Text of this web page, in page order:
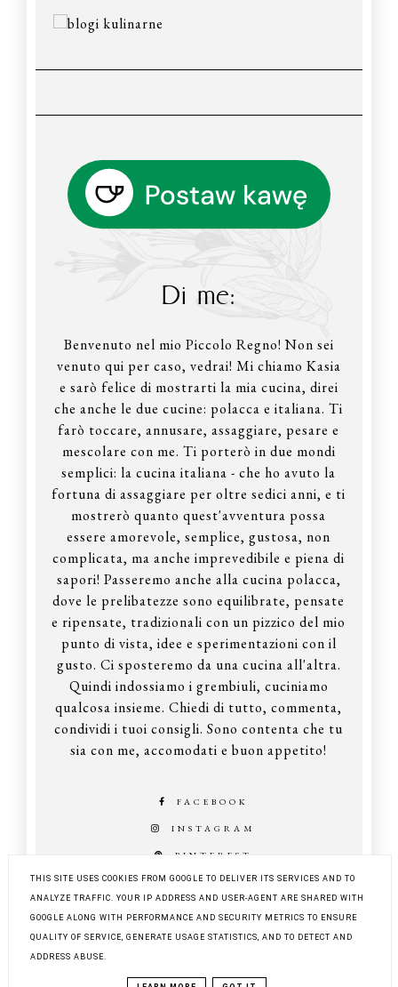
Di me:
Benvenuto nel mio Piccolo Regno! Non sei
venuto qui per caso, vedrai! Mi chiamo Kasia
e sarò felice di mostrarti la mia cucina, direi
che anche le due cucine: polacca e italiana. Ti
farò toccare, annusare, assaggiare, pesare e
mescolare con me. Ti porterò in due mondi
semplici: la cucina italiana - che ho avuto la
fortuna di assaggiare per oltre sedici anni, e ti
mostrerò quanto quest'avventura possa
essere amorevole, semplice, gustosa, non
complicata, ma anche imprevedibile e piena di
sapori! Passeremo anche alla cucina polacca,
dove le prelibatezze sono equilibrate, pensate
e ripensate, tradizionali con un pizzico del mio
punto di vista, idee e sperimentazioni con il
gusto. Ci sposteremo da una cucina all'altra.
Quindi indossiamo i grembiuli, cuciniamo
qualcosa insieme. Chiedi di tutto, commenta,
condividi i tuoi consigli. Sono contenta che tu
sia con me, accomodati e buon appetito!
FACEBOOK
INSTAGRAM
PINTEREST
BLOG DESIGN: KAROGRAFIA.PL
THIS SITE USES COOKIES FROM GOOGLE TO DELIVER ITS SERVICES AND TO
ANALYZE TRAFFIC. YOUR IP ADDRESS AND USER-AGENT ARE SHARED WITH
GOOGLE ALONG WITH PERFORMANCE AND SECURITY METRICS TO ENSURE
QUALITY OF SERVICE, GENERATE USAGE STATISTICS, AND TO DETECT AND
ADDRESS ABUSE.